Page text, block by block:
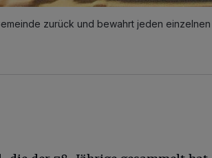
zurück und bewahrt jeden einzelnen